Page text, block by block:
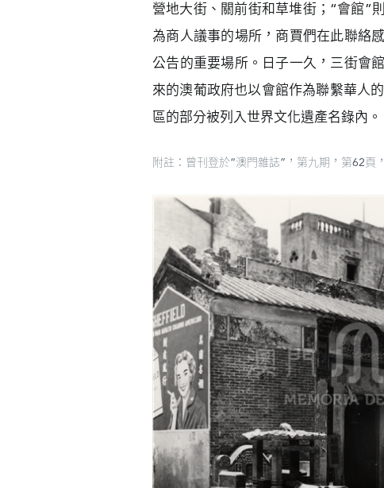
營地大街、關前街和草堆街；“會館”
為商人議事的場所，商賈們在此聯絡
公告的重要場所。日子一久，三街會
來的澳葡政府也以會館作為聯繫華人
區的部分被列入世界文化遺產名錄內。
附註：曾刊登於“澳門雜誌”，第九期，第62頁